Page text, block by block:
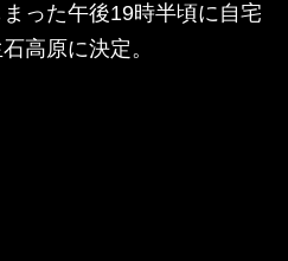
った午後19時半頃に自宅
高原に決定。